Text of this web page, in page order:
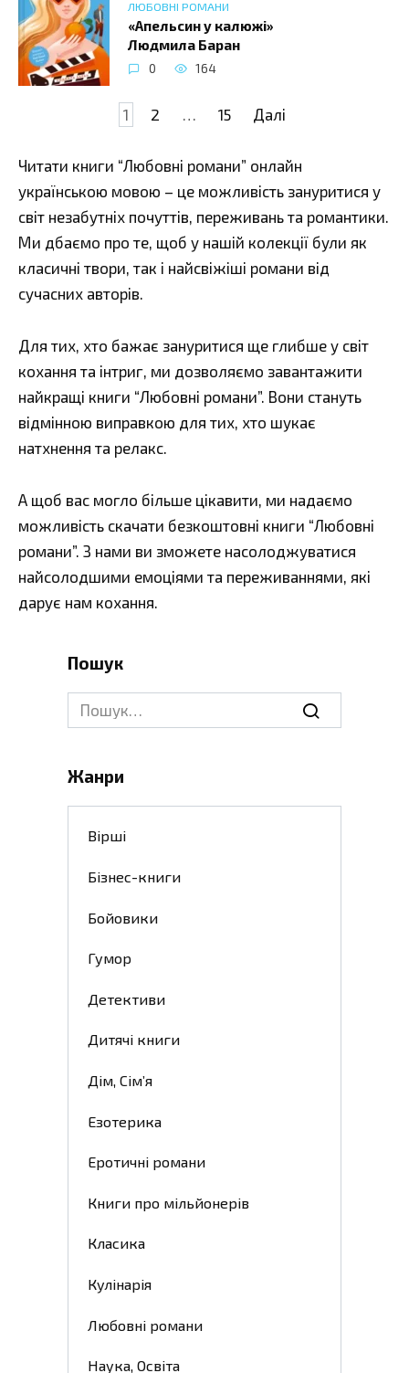
ЛЮБОВНІ РОМАНИ
«Апельсин у калюжі»
Людмила Баран
0 164
1 2 … 15 Далі
Читати книги “Любовні романи” онлайн
українською мовою – це можливість зануритися у
світ незабутніх почуттів, переживань та романтики.
Ми дбаємо про те, щоб у нашій колекції були як
класичні твори, так і найсвіжіші романи від
сучасних авторів.
Для тих, хто бажає зануритися ще глибше у світ
кохання та інтриг, ми дозволяємо завантажити
найкращі книги “Любовні романи”. Вони стануть
відмінною виправкою для тих, хто шукає
натхнення та релакс.
А щоб вас могло більше цікавити, ми надаємо
можливість скачати безкоштовні книги “Любовні
романи”. З нами ви зможете насолоджуватися
найсолодшими емоціями та переживаннями, які
дарує нам кохання.
Пошук
Search
for:
Жанри
Вірші
Бізнес-книги
Бойовики
Гумор
Детективи
Дитячі книги
Дім, Сім’я
Езотерика
Еротичні романи
Книги про мільйонерів
Класика
Кулінарія
Любовні романи
Наука, Освіта